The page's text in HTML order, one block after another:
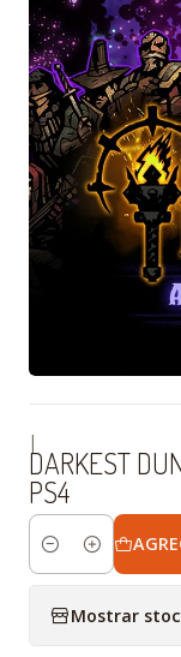
|
DARKEST
PS4
Cantidad
Mostrar